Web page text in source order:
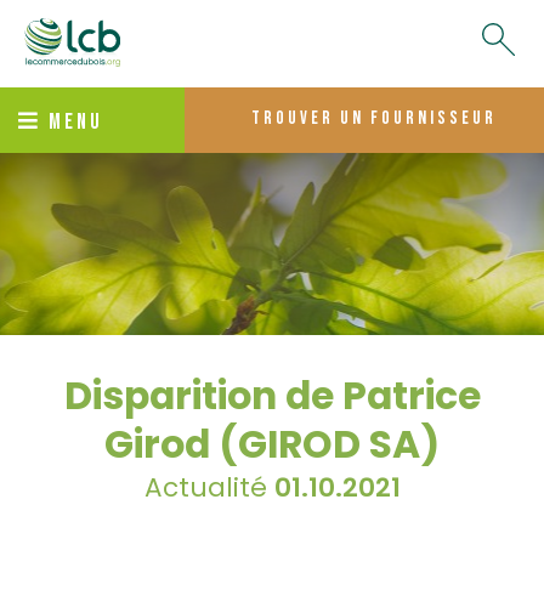
MENU trouver un fournisseur
Disparition de Patrice
Girod (GIROD SA)
Actualité 01.10.2021